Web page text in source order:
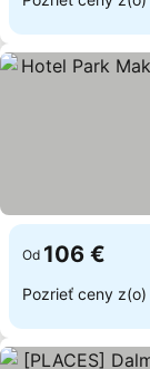
Od 106 €
Pozrieť ceny z(o)